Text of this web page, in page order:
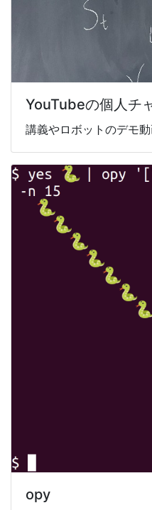
YouTubeの個人チ
講義やロボットのデモ
opy